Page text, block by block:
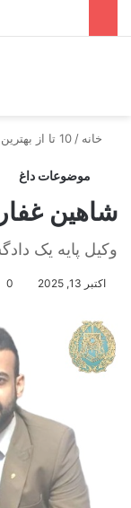
خانه / 10 تا از بهترین وکیل مشهد 🥇【آپدیت جدید】⚖️
موضوعات داغ
شاهین
وکیل پایه یک
اکتبر 13, 2025 0